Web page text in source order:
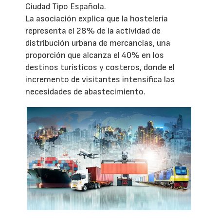
Ciudad Tipo Española.
La asociación explica que la hostelería
representa el 28% de la actividad de
distribución urbana de mercancías, una
proporción que alcanza el 40% en los
destinos turísticos y costeros, donde el
incremento de visitantes intensifica las
necesidades de abastecimiento.